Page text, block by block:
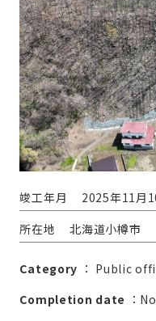
竣工年月
2025年11月
所在地
北海道小樽市
Category ： Public
Completion date ：